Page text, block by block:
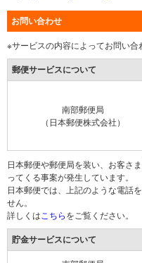
お問い合わせ
※サービスの内容によってお問い合
郵便サービスについて
南部郵便局
（日本郵便株式会社）
日本郵便や郵便局を装い、お客さ
ってくる事案が発生しています。
日本郵便では、上記のような電話
せん。
詳しくは こちらをご覧ください。
貯金サービスについて